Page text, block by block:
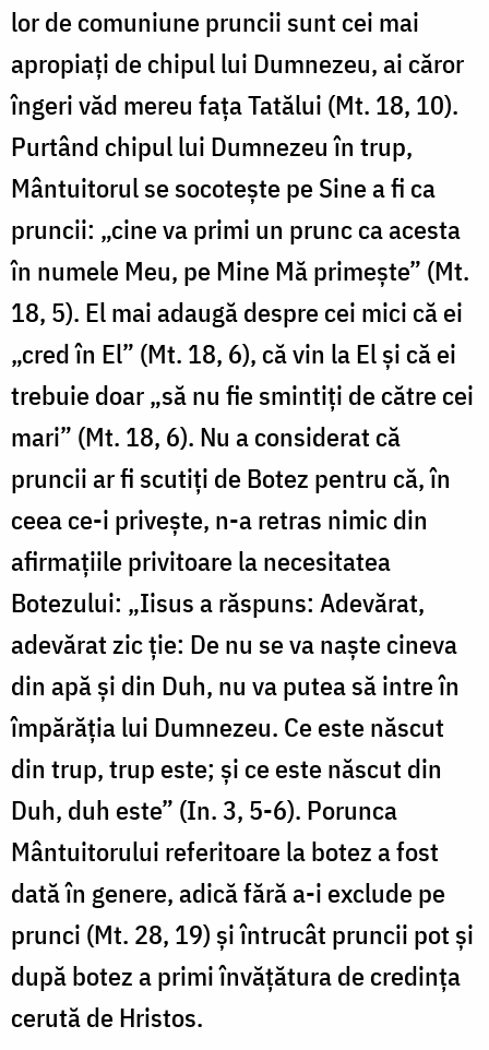
lor de comuniune pruncii sunt cei mai
apropiați de chipul lui Dumnezeu, ai căror
îngeri văd mereu fața Tatălui (Mt. 18, 10).
Purtând chipul lui Dumnezeu în trup,
Mântuitorul se socotește pe Sine a fi ca
pruncii: „cine va primi un prunc ca acesta
în numele Meu, pe Mine Mă primeşte” (Mt.
18, 5). El mai adaugă despre cei mici că ei
„cred în El” (Mt. 18, 6), că vin la El și că ei
trebuie doar „să nu fie smintiți de către cei
mari” (Mt. 18, 6). Nu a considerat că
pruncii ar fi scutiți de Botez pentru că, în
ceea ce-i privește, n-a retras nimic din
afirmațiile privitoare la necesitatea
Botezului: „Iisus a răspuns: Adevărat,
adevărat zic ţie: De nu se va naşte cineva
din apă şi din Duh, nu va putea să intre în
împărăţia lui Dumnezeu. Ce este născut
din trup, trup este; şi ce este născut din
Duh, duh este” (In. 3, 5-6). Porunca
Mântuitorului referitoare la botez a fost
dată în genere, adică fără a-i exclude pe
prunci (Mt. 28, 19) și întrucât pruncii pot și
după botez a primi învățătura de credința
cerută de Hristos.